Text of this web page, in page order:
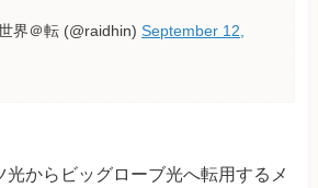
界＠転 (@raidhin) September 12,
光からビッグローブ光へ転用するメ